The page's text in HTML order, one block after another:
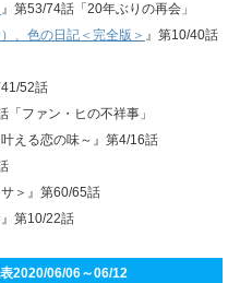
』第53/74話「20年ぶりの再会」
、色の日記＜完全版＞ 』第10/40話
52話
ファン・ヒの不祥事」
える恋の味～』第4/16話
＞』第60/65話
第10/22話
2020/06/06～06/12